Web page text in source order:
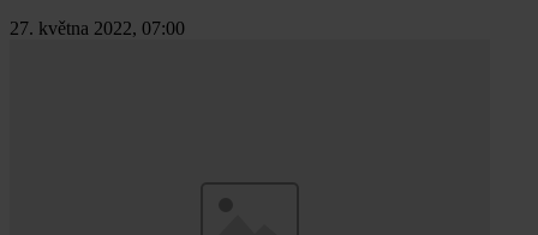
27. května 2022, 07:00